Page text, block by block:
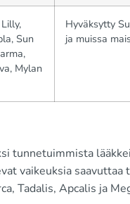
Sun
Mylan
Hyväksytty
ja muissa
tunnetuimmista
vaikeuksia
Tadalis, Apcalis ja